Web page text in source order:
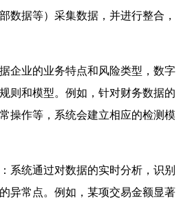
数据等）采集数据，并进行整合，
企业的业务特点和风险类型，数字
则和模型。例如，针对财务数据的
操作等，系统会建立相应的检测模
系统通过对数据的实时分析，识别
异常点。例如，某项交易金额显著